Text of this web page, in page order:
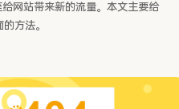
网站带来新的流量。本文主要给
方法。